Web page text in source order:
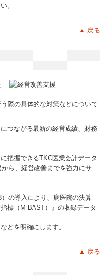
。
▲ 戻る
際の具体的な対策などについて
つながる最新の経営成績、財務
把握できるTKC医業会計データ
ら、経営改善までを強力にサ
の導入により、病医院の決算
標（M-BAST）』の収録データ
どを明確にします。
▲ 戻る